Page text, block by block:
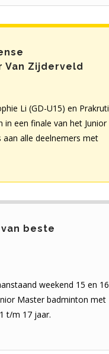
Van Zijderveld
Li (GD-U15) en Prakruti
in een finale van het Junior
aan alle deelnemers met
beste
weekend 15 en 16
Master badminton met
t/m 17 jaar.